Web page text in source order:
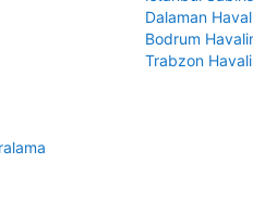
Dalaman
Bodrum
Trabzon